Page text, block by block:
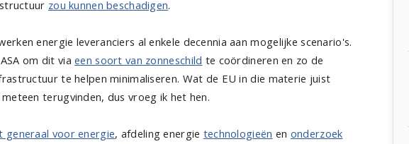
zou kunnen beschadigen.
energie leveranciers al enkele decennia aan mogelijke scenario's.
om dit viaeen soort van zonneschild te coördineren en zo de
te helpen minimaliseren. Wat de EU in die materie juist
terugvinden, dus vroeg ik het hen.
generaal voor energie, afdeling energie technologieën en onderzoek